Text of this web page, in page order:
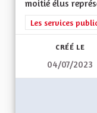
moitié élus
Filtrer les
Les services
CRÉÉ LE
04/07/2023